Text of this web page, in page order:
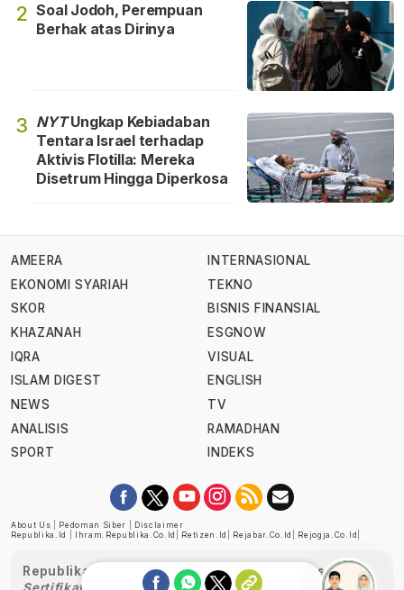
2 Soal Jodoh, Perempuan
Berhak atas Dirinya
3 NYTUngkap Kebiadaban
Tentara Israel terhadap
Aktivis Flotilla: Mereka
Disetrum Hingga Diperkosa
AMEERA
EKONOMI SYARIAH
SKOR
KHAZANAH
IQRA
ISLAM DIGEST
NEWS
ANALISIS
SPORT
INTERNASIONAL
TEKNO
BISNIS FINANSIAL
ESGNOW
VISUAL
ENGLISH
TV
RAMADHAN
INDEKS
About Us Pedoman Siber
Disclaimer
Republika.id
Ihram.republika.co.id Retizen.id Rejabar.co.id Rejogja.co.id
Republika telah diverifikasi oleh Dewan Pers
Sertifikat Nomor 1058/DP-Verifikasi/K/XII/2022